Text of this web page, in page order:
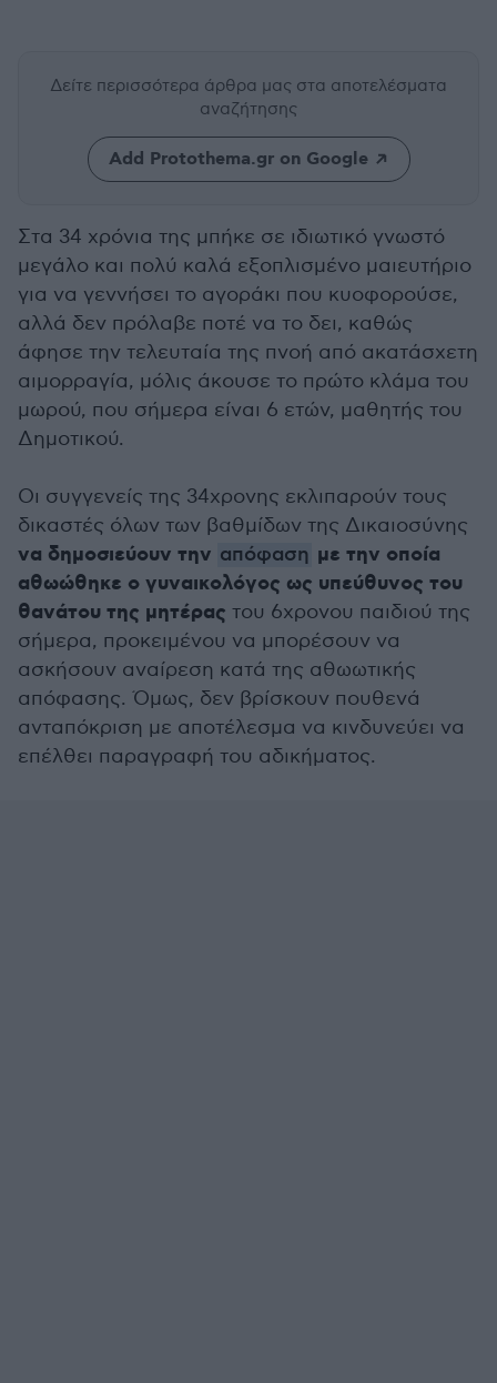
Δείτε περισσότερα άρθρα μας στα αποτελέσματα
αναζήτησης
Add Protothema.gr on Google
Στα 34 χρόνια της μπήκε σε ιδιωτικό γνωστό
μεγάλο και πολύ καλά εξοπλισμένο μαιευτήριο
για να γεννήσει το αγοράκι που κυοφορούσε,
αλλά δεν πρόλαβε ποτέ να το δει, καθώς
άφησε την τελευταία της πνοή από ακατάσχετη
αιμορραγία, μόλις άκουσε το πρώτο κλάμα του
μωρού, που σήμερα είναι 6 ετών, μαθητής του
Δημοτικού.
Οι συγγενείς της 34χρονης εκλιπαρούν τους
δικαστές όλων των βαθμίδων της Δικαιοσύνης
να δημοσιεύουν την απόφαση με την οποία
αθωώθηκε ο γυναικολόγος ως υπεύθυνος του
θανάτου της μητέρας του 6χρονου παιδιού της
σήμερα, προκειμένου να μπορέσουν να
ασκήσουν αναίρεση κατά της αθωωτικής
απόφασης. Όμως, δεν βρίσκουν πουθενά
ανταπόκριση με αποτέλεσμα να κινδυνεύει να
επέλθει παραγραφή του αδικήματος.